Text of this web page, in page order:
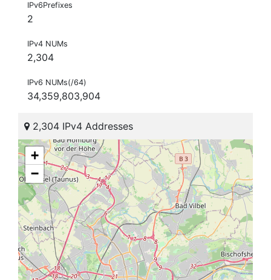
IPv6Prefixes
2
IPv4 NUMs
2,304
IPv6 NUMs(/64)
34,359,803,904
2,304 IPv4 Addresses
+
−